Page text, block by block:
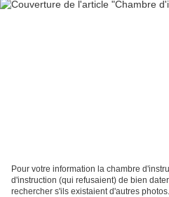
Pour votre information la chambre
d'instruction (qui refusaient) de bien
rechercher s'ils existaient d'autres